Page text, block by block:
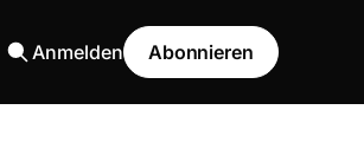
Anmelden Abonnieren